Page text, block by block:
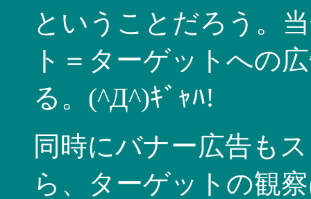
ということだろう。
ト＝ターゲットへの
る。(^Д^)ｷﾞｬﾊ!
同時にバナー広告も
ら、ターゲットの観